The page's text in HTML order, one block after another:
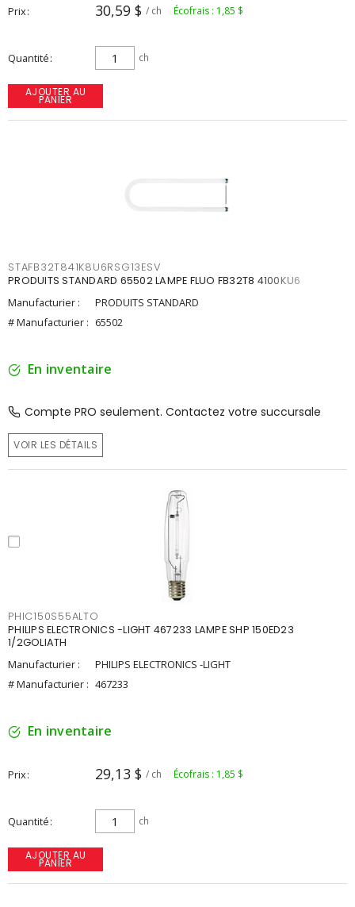
Prix 30,59 $ / ch Écofrais : 1,85 $
Quantité ch
AJOUTER AU
PANIER
STAFB32T841K8U6RSG13ESV
PRODUITS STANDARD 65502 LAMPE FLUO FB32T8 4100KU6
Manufacturier :
PRODUITS STANDARD
# Manufacturier : 65502
En inventaire
Compte PRO seulement. Contactez votre succursale
VOIR LES DÉTAILS
PHIC150S55ALTO
PHILIPS ELECTRONICS -LIGHT 467233 LAMPE SHP 150ED23
1/2GOLIATH
Manufacturier :
PHILIPS ELECTRONICS -LIGHT
# Manufacturier : 467233
En inventaire
Prix 29,13 $ / ch Écofrais : 1,85 $
Quantité ch
AJOUTER AU
PANIER